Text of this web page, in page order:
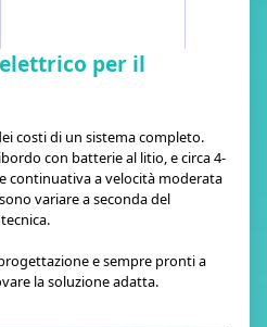
per il
costi di un sistema completo.
con batterie al litio, e circa 4-
continuativa a velocità moderata
variare a seconda del
e sempre pronti a
la soluzione adatta.